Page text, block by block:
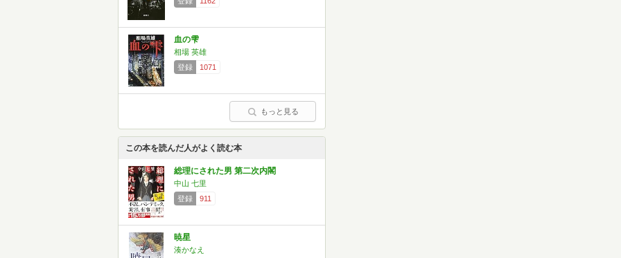
血の雫
相場 英雄
登録
1071
もっと見る
この本を読んだ人がよく読む本
総理にされた男 第二次内閣
中山 七里
登録
911
暁星
湊かなえ